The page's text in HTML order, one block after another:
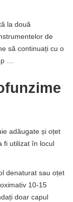
la două
de
să continuați cu o
…
adăugate și oțet
fi utilizat în locul
denaturat sau oțet
10-15
doar capul